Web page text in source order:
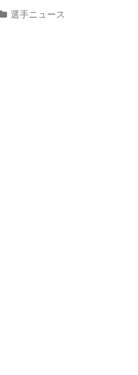
選手ニュース